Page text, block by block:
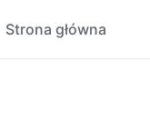
Strona główna